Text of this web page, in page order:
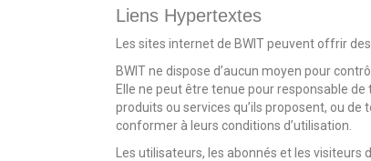
Liens Hypertextes
Les sites internet de BWIT peuvent offrir
BWIT ne dispose d’aucun moyen pour
Elle ne peut être tenue pour responsable
produits ou services qu’ils proposent, ou
conformer à leurs conditions d’utilisation.
Les utilisateurs, les abonnés et les